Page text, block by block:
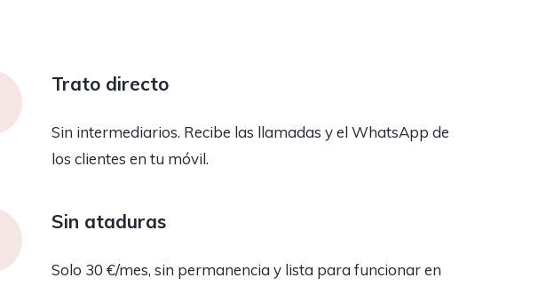
Trato directo
Sin intermediarios. Recibe las llamadas y el WhatsApp de
los clientes en tu móvil.
Sin ataduras
Solo 30 €/mes, sin permanencia y lista para funcionar en